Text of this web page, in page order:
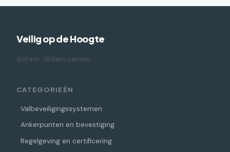
Veilig op de Hoogte
Auteur: Willem Jansen
CATEGORIEËN
Valbeveiligingssystemen
Ankerpunten en bevestiging
Regelgeving en certificering